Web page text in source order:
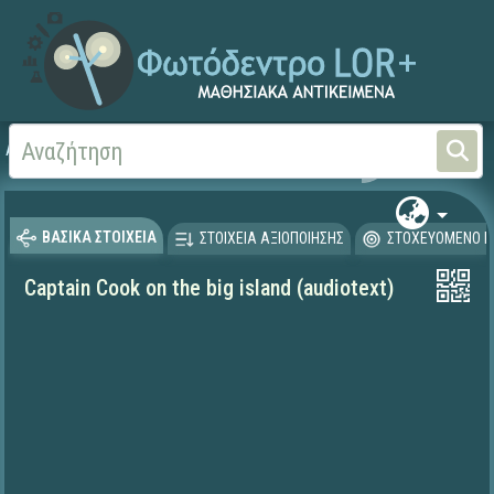
Αρχική Ξένες Γλώσσες -
ΒΑΣΙΚΑ ΣΤΟΙΧΕΙΑ ΣΤΟΙΧΕΙΑ ΑΞΙΟΠΟΙΗΣΗΣ ΣΤΟΧΕΥΟΜΕΝΟ
Captain Cook on the big island (audiotext)